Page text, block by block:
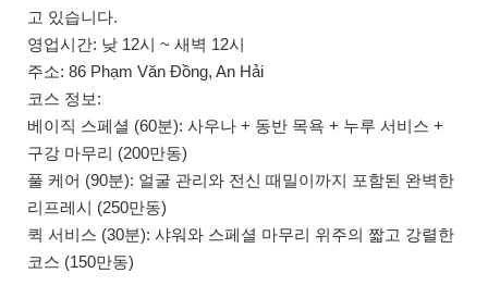
고 있습니다.
영업시간: 낮 12시 ~ 새벽 12시
주소: 86 Phạm Văn Đồng, An Hải
코스 정보:
베이직 스페셜 (60분): 사우나 + 동반 목욕 + 누루 서비스 +
구강 마무리 (200만동)
풀 케어 (90분): 얼굴 관리와 전신 때밀이까지 포함된 완벽한
리프레시 (250만동)
퀵 서비스 (30분): 샤워와 스페셜 마무리 위주의 짧고 강렬한
코스 (150만동)